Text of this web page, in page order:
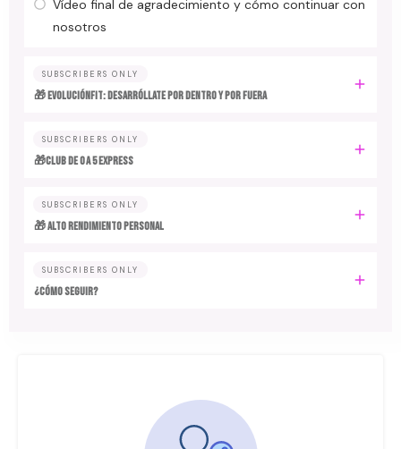
Vídeo final de agradecimiento y cómo continuar con
nosotros
SUBSCRIBERS ONLY
🎁 EvoluciónFit: desarróllate por dentro y por fuera
SUBSCRIBERS ONLY
🎁Club de 0 a 5 EXPRESS
SUBSCRIBERS ONLY
🎁 ALTO RENDIMIENTO PERSONAL
SUBSCRIBERS ONLY
¿CÓMO SEGUIR?